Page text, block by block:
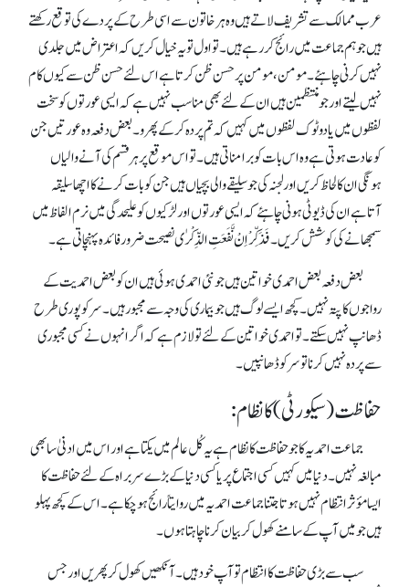
عرب ممالک سے تشریف لاتے ہیں وہ ہر خاتون سے اسی طرح کے پردے کی توقع رکھتے
ہیں جو ہم جماعت میں رائج کر رہے ہیں۔ تواول تو یہ خیال کریں کہ اعتراض میں جلدی
نہیں کرنی چاہئے۔ مومن، مومن پر حسن ظن کرتاہے اس لئے حسن ظن سے کیوں کام
نہیں لیتے اور جو منتظمین ہیں ان کے لئے بھی مناسب نہیں ہے کہ ایسی عورتوں کو سخت
لفظوں میں یا دوٹوک لفظوں میں کہیں کہ تم پردہ کرکے پھرو ۔ بعض دفعہ وہ عورتیں جن
کو عادت ہوتی ہے وہ اس بات کو برا مناتی ہیں۔تو اس موقع پر ہر قسم کی آنے والیاں
ہونگی ان کا لحاظ کریں اور لجنہ کی جو سلیقے والی بچیاں ہیں جن کو بات کرنے کا اچھا سلیقہ
آتاہے ان کی ڈیوٹی ہونی چاہئے کہ ایسی عورتوں اور لڑکیوں کو علیحدگی میں نرم الفاظ میں
سمجھانے کی کوشش کریں۔ فَذَکِّرْ اِنْ نَّفَعَتِ الذِّکْرٰی نصیحت ضرور فائدہ پہنچاتی ہے۔
بعض دفعہ بعض احمدی خواتین ہیں جو نئی احمدی ہوئی ہیں ا ن کو بعض احمدیت کے
رواجوں کا پتہ نہیں ۔ کچھ ایسے لوگ ہیں جو بیماری کی وجہ سے مجبورہیں۔ سر کو پوری طرح
ڈھانپ نہیں سکتے۔ تو احمدی خواتین کے لئے تو لازم ہے کہ اگر انہوں نے کسی مجبوری
سے پردہ نہیں کرنا تو سرکو ڈھانپیں۔
حفاظت(سیکورٹی) کا نظام:
جماعت احمدیہ کا جو حفاظت کا نظام ہے یہ کُل عالم میں یکتاہے اور اس میں ادنیٰ سا بھی
مبالغہ نہیں۔ دنیا میں کہیں کسی اجتماع پر یا کسی دنیا کے بڑے سربراہ کے لئے حفاظت کا
ایسا مؤثر انتظام نہیں ہوتا جتنا جماعت احمدیہ میں روایتاً رائج ہو چکا ہے۔ اس کے کچھ پہلو
ہیں جو میں آپ کے سامنے کھول کر بیان کرنا چاہتاہوں۔
سب سے بڑی حفاظت کا انتظام توآپ خود ہیں۔ آنکھیں کھول کرپھریں اور جس